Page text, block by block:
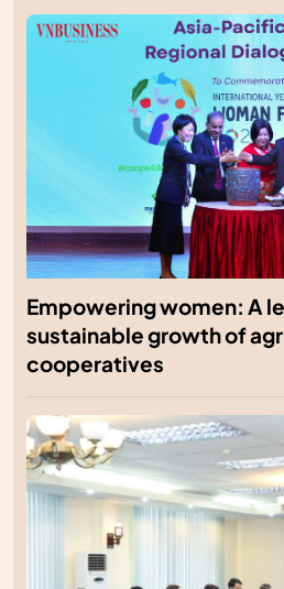
Empowering women: A
sustainable growth of
cooperatives